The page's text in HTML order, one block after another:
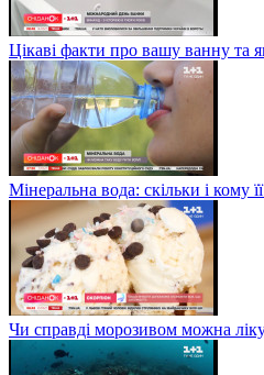
Цікаві факти про вашу ванну та
Мінеральна вода: скільки і кому
Чи справді морозивом можна